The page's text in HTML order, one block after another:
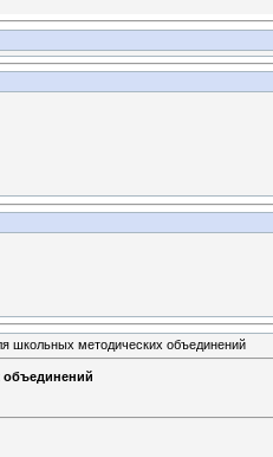
школьных методических объединений
объединений